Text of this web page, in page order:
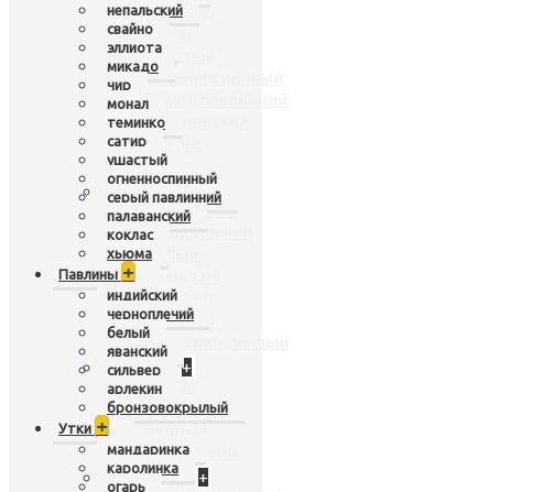
теминко
сатир
ушастый
огненноспинный
серый павлинний
палаванский
коклас
хьюма
Павлины
+
индийский
черноплечий
белый
сильвер
арлекин
бронзовокрылый
Лебеди
+
шипун
кликун
черношеий
Перепела
+
непальский
свайно
эллиота
микадо
чир
монал
теминко
сатир
ушастый
огненноспинный
серый павлинний
палаванский
коклас
хьюма
Павлины +
индийский
черноплечий
белый
яванский
сильвер
арлекин
бронзовокрылый
Утки +
мандаринка
каролинка
огарь